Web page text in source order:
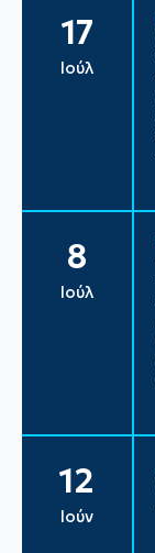
17
Ιούλ
8
Ιούλ
12
Ιούν